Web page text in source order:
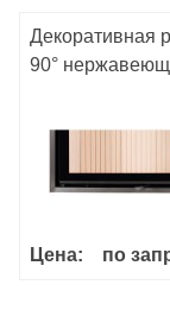
Декоративная
90°
Цена: по